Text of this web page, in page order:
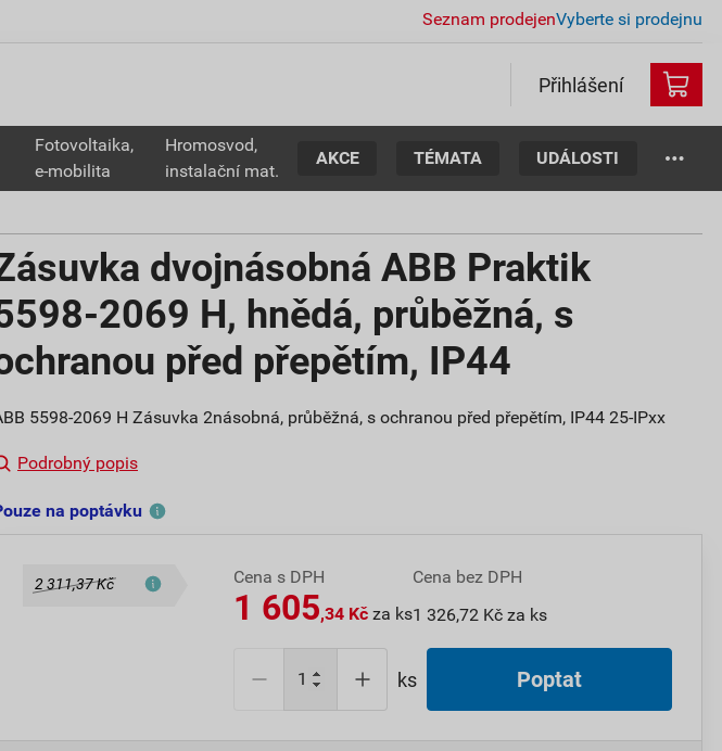
Seznam prodejenVyberte si prodejnu
Přihlášení
Fotovoltaika,
e-mobilita
Hromosvod,
instalační mat.
AKCE TÉMATA UDÁLOSTI
dvojnásobná ABB Praktik
2069 H, hnědá, průběžná, s
před přepětím, IP44
5598-2069 H Zásuvka 2násobná, průběžná, s ochranou před přepětím, IP44 25-IPxx
Podrobný popis
na poptávku
2 311,37 Kč Cena s DPH
1 605,34 Kč za ks
Cena bez DPH
1 326,72 Kč za ks
ks Poptat